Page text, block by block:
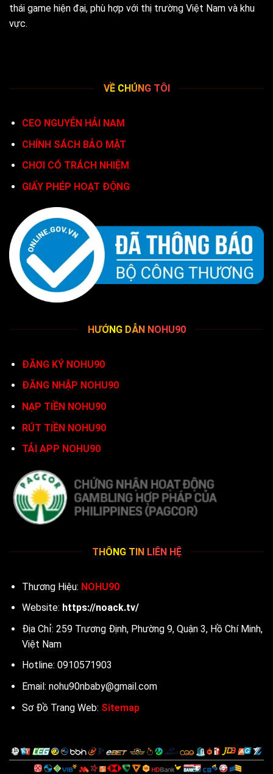
thái game hiện đại, phù hợp với thị trường Việt Nam và khu
vực.
VỀ CHÚNG TÔI
CEO NGUYỄN HẢI NAM
CHÍNH SÁCH BẢO MẬT
CHƠI CÓ TRÁCH NHIỆM
GIẤY PHÉP HOẠT ĐỘNG
HƯỚNG DẪN NOHU90
ĐĂNG KÝ NOHU90
ĐĂNG NHẬP NOHU90
NẠP TIỀN NOHU90
RÚT TIỀN NOHU90
TẢI APP NOHU90
THÔNG TIN LIÊN HỆ
Thương Hiệu: NOHU90
Website: https://noack.tv/
Địa Chỉ: 259 Trương Định, Phường 9, Quận 3, Hồ Chí Minh,
Việt Nam
Hotline: 0910571903
Email: nohu90nbaby@gmail.com
Sơ Đồ Trang Web: Sitemap